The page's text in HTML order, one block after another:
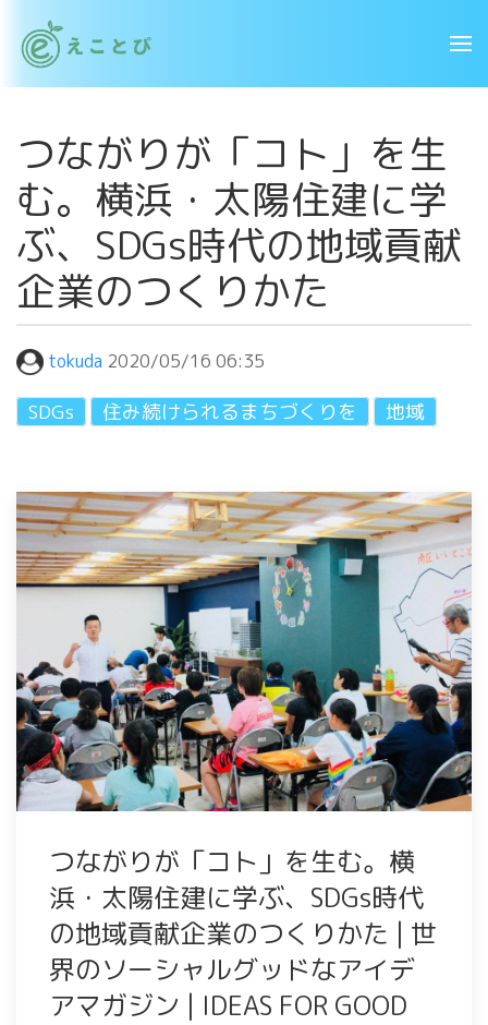
つながりが「コト」を生
む。横浜・太陽住建に学
ぶ、SDGs時代の地域貢献
企業のつくりかた
tokuda 2020/05/16 06:35
SDGs 住み続けられるまちづくりを 地域
つながりが「コト」を生む。横
浜・太陽住建に学ぶ、SDGs時代
の地域貢献企業のつくりかた | 世
界のソーシャルグッドなアイデ
アマガジン | IDEAS FOR GOOD